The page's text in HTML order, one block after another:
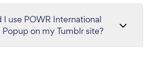
I use POWR International
Popup on my Tumblr site?